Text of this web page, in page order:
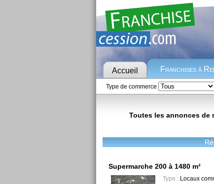
Accueil Franchises à
Type de commerce
Toutes les annonces de
Supermarche 200 à 1480 m²
Type :Locaux